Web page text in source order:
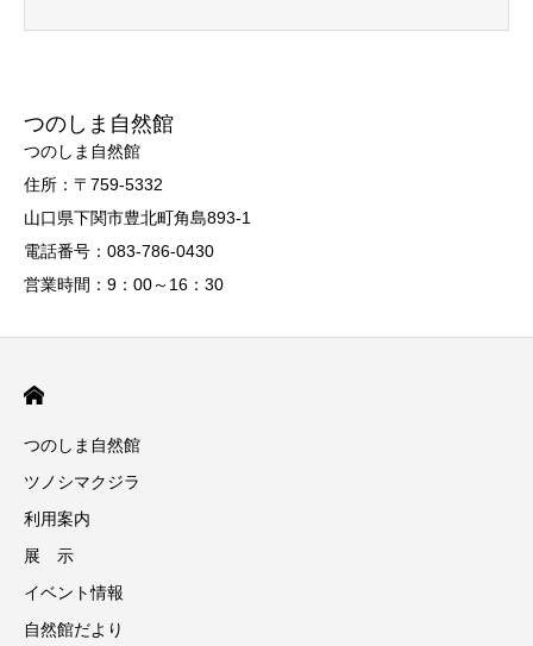
つのしま自然館
つのしま自然館
住所：〒759-5332
山口県下関市豊北町角島893-1
電話番号：083-786-0430
営業時間：9：00～16：30
つのしま自然館
ツノシマクジラ
利用案内
展 示
イベント情報
自然館だより